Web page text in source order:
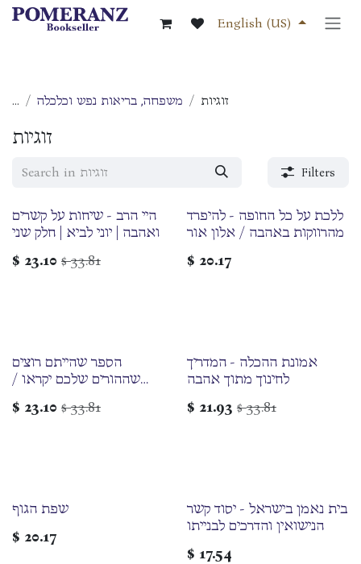
Skip to Content
English (US)
... משפחה, בריאות נפש וכלכלה זוגיות
זוגיות
Filters
היי הרב - שיחות על קשרים
ואהבה | יוני לביא | חלק שני
$ 23.10 $33.81
ללכת על כל החופה - להיפרד
מהרווקות באהבה / אלון אור
$ 20.17
הספר שהייתם רוצים
שההורים שלכם יקראו /
$ 23.10 $33.81
אמונת ההכלה - המדריך
לחינוך מתוך אהבה
$ 21.93 $33.81
שפת הגוף
$ 20.17
בית נאמן בישראל - יסוד קשר
הנישואין והדרכים לבנייתו
$ 17.54